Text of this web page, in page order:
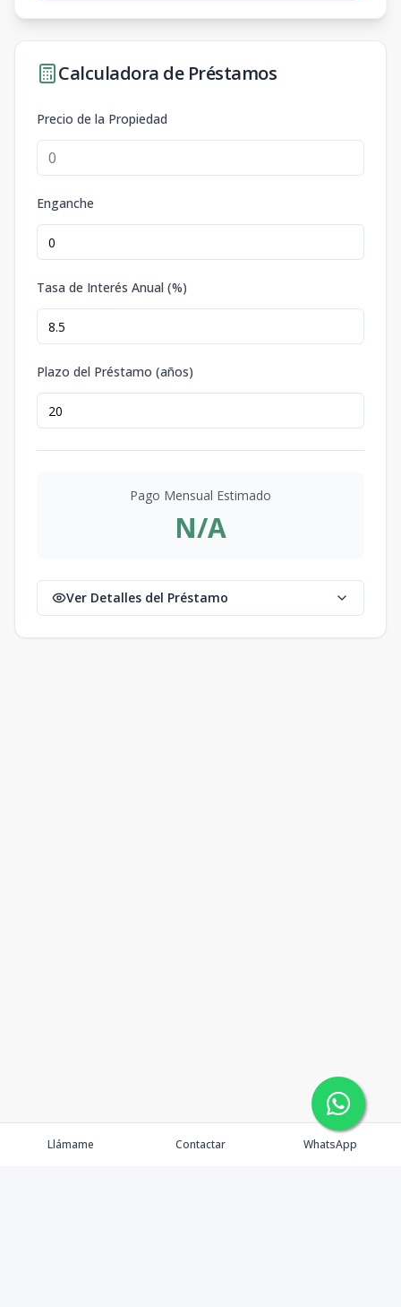
Calculadora de Préstamos
Precio de la Propiedad
Enganche
Tasa de Interés Anual (%)
Plazo del Préstamo (años)
Pago Mensual Estimado
N/A
Ver Detalles del Préstamo
Llámame Contactar WhatsApp